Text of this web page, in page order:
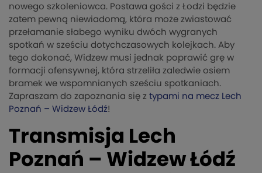
nowego szkoleniowca. Postawa gości z Łodzi będzie
zatem pewną niewiadomą, która może zwiastować
przełamanie słabego wyniku dwóch wygranych
spotkań w sześciu dotychczasowych kolejkach. Aby
tego dokonać, Widzew musi jednak poprawić grę w
formacji ofensywnej, która strzeliła zaledwie osiem
bramek we wspomnianych sześciu spotkaniach.
Zapraszam do zapoznania się z typami na mecz Lech
Poznań – Widzew Łódź!
Transmisja Lech
Poznań – Widzew Łódź